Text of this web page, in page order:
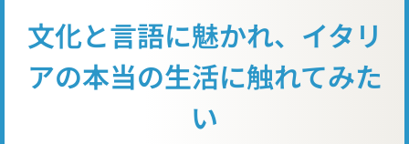
文化と言語に魅かれ、イタリ
アの本当の生活に触れてみた
い